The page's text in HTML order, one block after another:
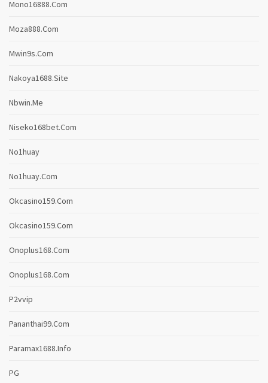
Mono16888.com
Moza888.com
Mwin9s.com
Nakoya1688.site
Nbwin.me
Niseko168bet.com
No1huay
No1huay.com
Okcasino159.com
Okcasino159.com
Onoplus168.com
Onoplus168.com
P2vvip
Pananthai99.com
Paramax1688.info
PG